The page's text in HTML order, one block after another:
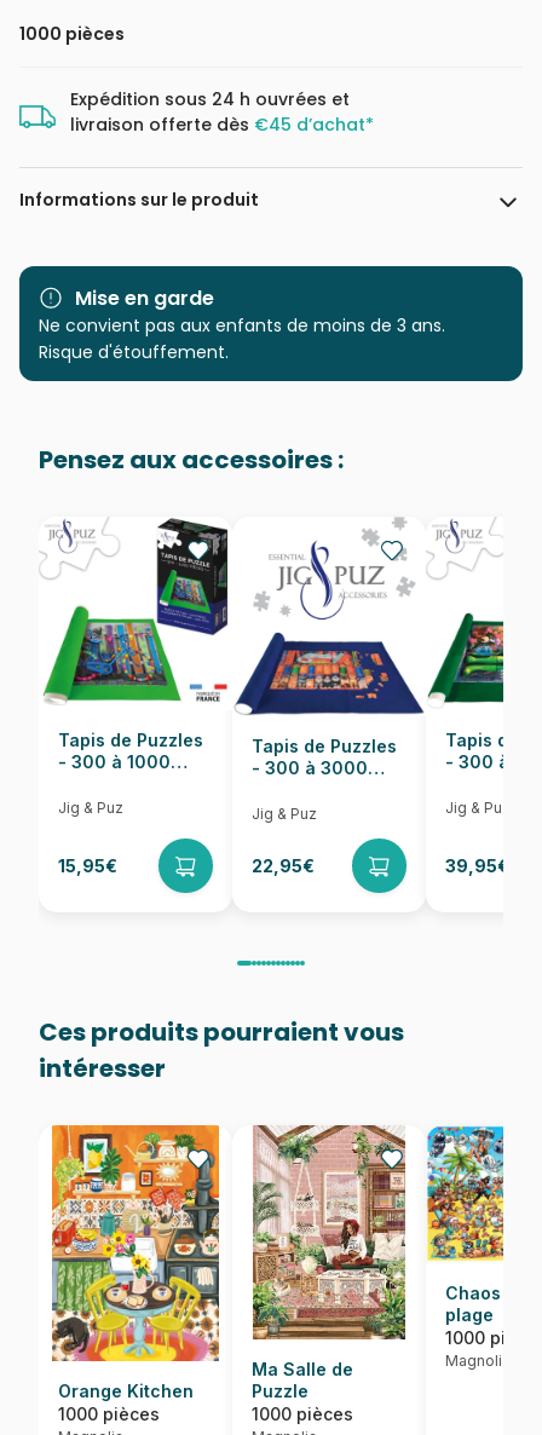
1000 pièces
Expédition sous 24 h ouvrées et
livraison offerte dès €45 d’achat*
Informations sur le produit
Marque Magnolia
Catégorie
Puzzles - Bandes Dessinées
EAN 8684595060131
Nombre de pièces 1000 pièces
Dimensions 68 x 48 cm
Mise en garde
Ne convient pas aux enfants de moins de 3 ans.
Risque d'étouffement.
Pensez aux accessoires :
Tapis de Puzzles
- 300 à 1000
Jig & Puz
15,95€
Tapis de Puzzles
- 300 à 3000
Jig & Puz
22,95€
Tapis de
- 300 à
Jig & Puz
39,95€
Ces produits pourraient vous
intéresser
Orange Kitchen
1000 pièces
Ma Salle de
Puzzle
1000 pièces
Chaos sur
plage
1000
Magnolia